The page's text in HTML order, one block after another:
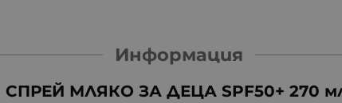
Информация
СПРЕЙ МЛЯКО ЗА ДЕЦА SPF50+ 270